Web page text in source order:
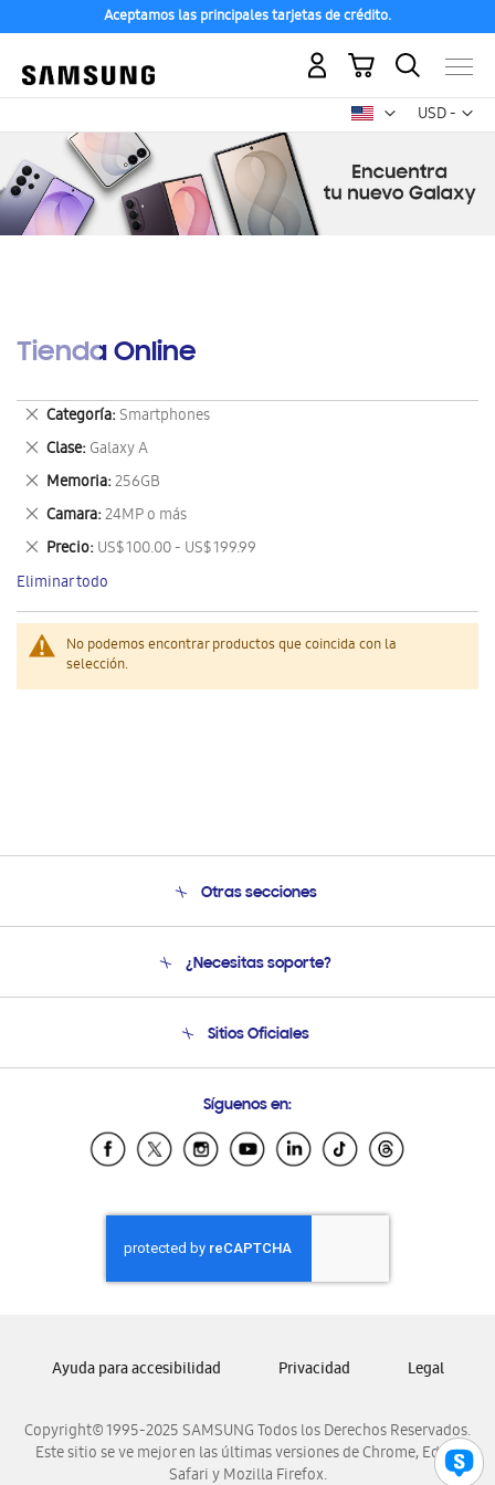
Aceptamos las principales tarjetas de crédito.
USD -
dólar
Mi carrito
Tienda Online
No podemos encontrar productos que coincida con la
selección.
Categoría Smartphones
Eliminar
este
artículo
Clase Galaxy A
Eliminar
este
artículo
Memoria 256GB
Eliminar
este
artículo
Camara 24MP o más
Eliminar
este
artículo
Precio US$ 100.00 - US$ 199.99
Eliminar
este
artículo
Eliminar todo
Otras secciones
Soporte
Condiciones de Compra
¿Necesitas soporte?
Soporte vía eMail
Sitios Oficiales
Samsung Ecuador
Samsung El Salvador
Samsung Honduras
Samsung Nicaragua
Samsung Panamá
Samsung Venezuela
Síguenos en:
Copyright© 1995-2025 SAMSUNG Todos los Derechos Reservados.
Este sitio se ve mejor en las últimas versiones de Chrome, Edge,
Safari y Mozilla Firefox.
Ayuda para accesibilidad Privacidad Legal